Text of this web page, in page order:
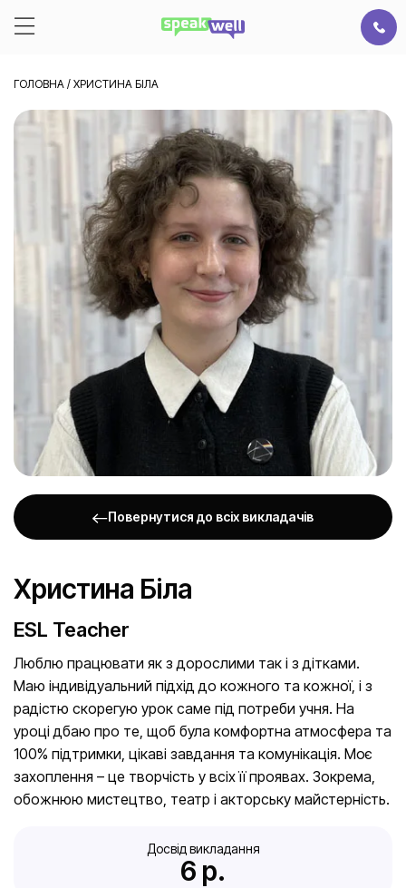
ГОЛОВНА / ХРИСТИНА БІЛА
Повернутися до всіх викладачів
Христина Біла
ESL Teacher
Люблю працювати як з дорослими так і з дітками.
Маю індивідуальний підхід до кожного та кожної, і з
радістю скорегую урок саме під потреби учня. На
уроці дбаю про те, щоб була комфортна атмосфера та
100% підтримки, цікаві завдання та комунікація. Моє
захоплення – це творчість у всіх її проявах. Зокрема,
обожнюю мистецтво, театр і акторську майстерність.
Досвід викладання
6 р.